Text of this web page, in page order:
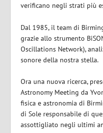
verificano negli strati più
Dal 1985, il team di
grazie allo strumento
Oscillations Network),
sonore della nostra stella.
Ora una nuova ricerca,
Astronomy Meeting da
fisica e astronomia di
di Sole responsabile di
assottigliato negli ultimi